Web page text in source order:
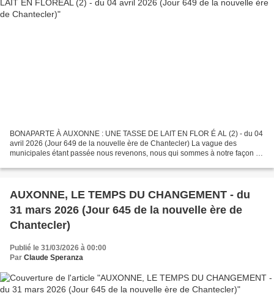
BONAPARTE À AUXONNE : UNE TASSE DE LAIT EN FLOR É AL (2) - du 04
avril 2026 (Jour 649 de la nouvelle ère de Chantecler) La vague des
municipales étant passée nous revenons, nous qui sommes à notre façon un
AUXONNE, LE TEMPS DU CHANGEMENT - du
31 mars 2026 (Jour 645 de la nouvelle ère de
Chantecler)
Publié le 31/03/2026 à 00:00
Par Claude Speranza